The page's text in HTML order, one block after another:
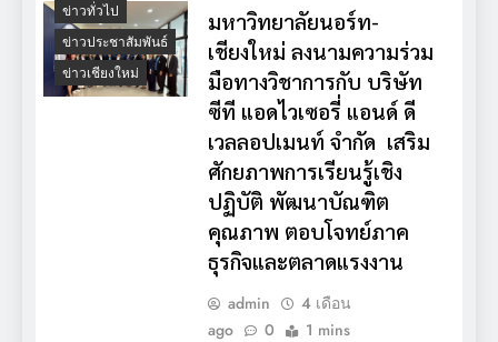
ข่าวทั่วไป
ข่าวประชาสัมพันธ์
ข่าวเชียงใหม่
มหาวิทยาลัยนอร์ท-
เชียงใหม่ ลงนามความร่วม
มือทางวิชาการกับ บริษัท
ซีที แอดไวเซอรี่ แอนด์ ดี
เวลลอปเมนท์ จำกัด เสริม
ศักยภาพการเรียนรู้เชิง
ปฏิบัติ พัฒนาบัณฑิต
คุณภาพ ตอบโจทย์ภาค
ธุรกิจและตลาดแรงงาน
admin
4 เดือน
ago
0 1 mins